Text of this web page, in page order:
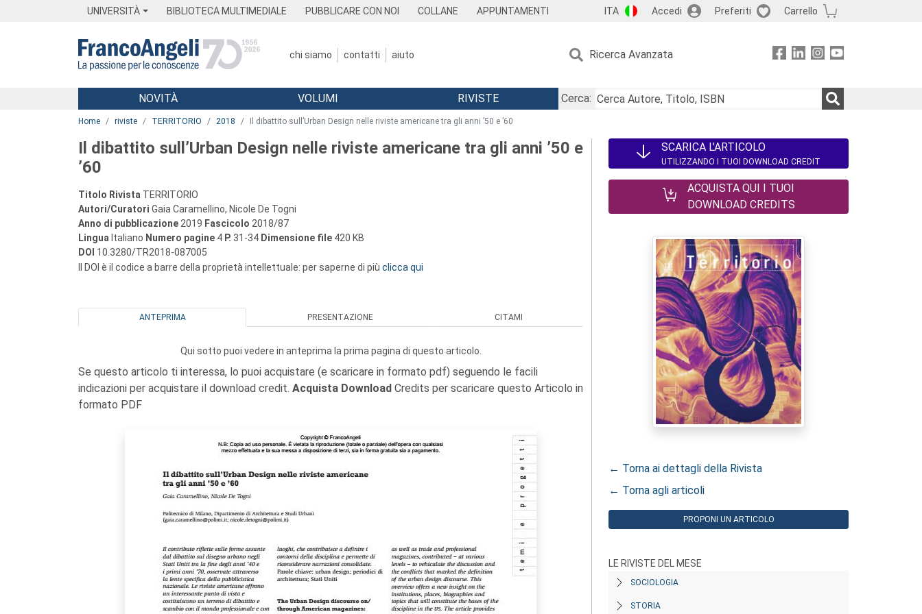
UNIVERSITÀ BIBLIOTECA MULTIMEDIALE PUBBLICARE CON NOI COLLANE APPUNTAMENTI ITA Accedi Preferiti Carrello
chi siamo contatti aiuto Ricerca Avanzata
Menu
NOVITÀ VOLUMI RIVISTE
Cerca:
Home riviste TERRITORIO 2018 Il dibattito sull’Urban Design nelle riviste americane tra gli anni ’50 e ’60
Il dibattito sull’Urban Design nelle riviste americane tra gli anni ’50 e
’60
Titolo Rivista TERRITORIO
Autori/Curatori Gaia Caramellino, Nicole De Togni
Anno di pubblicazione 2019 Fascicolo 2018/87
Lingua Italiano Numero pagine 4 P. 31-34 Dimensione file 420 KB
DOI 10.3280/TR2018-087005
Il DOI è il codice a barre della proprietà intellettuale: per saperne di più clicca qui
ANTEPRIMA PRESENTAZIONE CITAMI
Qui sotto puoi vedere in anteprima la prima pagina di questo articolo.
Se questo articolo ti interessa, lo puoi acquistare (e scaricare in formato pdf) seguendo le facili
indicazioni per acquistare il download credit. Acquista Download Credits per scaricare questo Articolo in
formato PDF
SCARICA L'ARTICOLO
UTILIZZANDO I TUOI DOWNLOAD CREDIT
ACQUISTA QUI I TUOI
DOWNLOAD CREDITS
← Torna ai dettagli della Rivista
← Torna agli articoli
PROPONI UN ARTICOLO
LE RIVISTE DEL MESE
SOCIOLOGIA
STORIA